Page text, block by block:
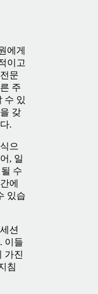
에게
이고
문
주
수 있
갖
.
으
, 일
수
에
있습
션
이들
가진
침